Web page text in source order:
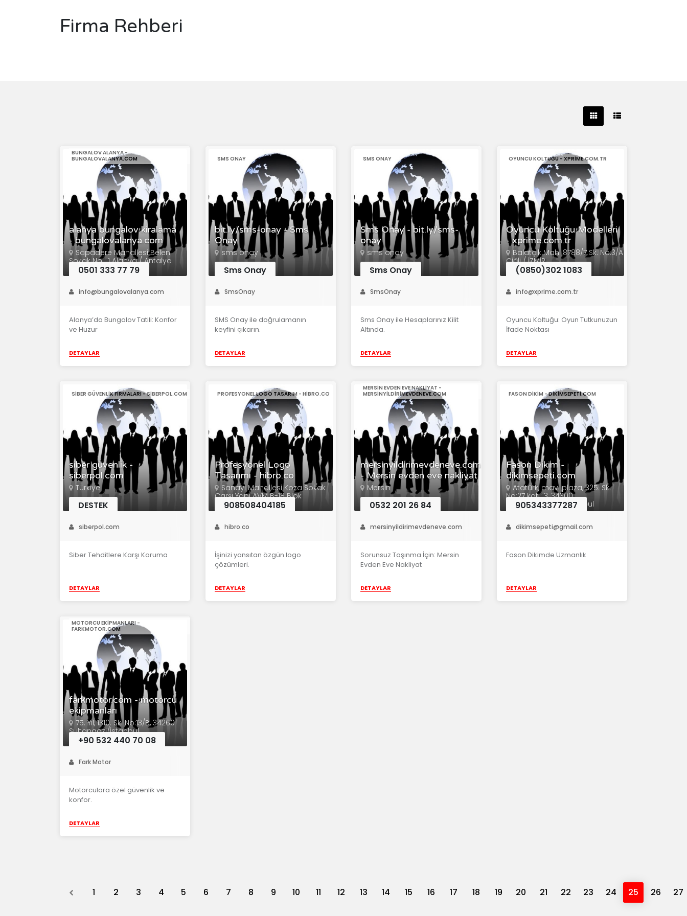
Firma Rehberi
alanya bungalov kiralama
- bungalovalanya.com
BUNGALOV ALANYA -
BUNGALOVALANYA.COM
Sapadere Mahallesi Belen
Sokak No : 1 Alanya / Antalya
0501 333 77 79
info@bungalovalanya.com
Alanya’da Bungalov Tatili: Konfor
ve Huzur
DETAYLAR
bit.ly/sms-onay - Sms
Onay
SMS ONAY
sms onay
Sms Onay
SmsOnay
SMS Onay ile doğrulamanın
keyfini çıkarın.
DETAYLAR
Sms Onay - bit.ly/sms-
onay
SMS ONAY
sms onay
Sms Onay
SmsOnay
Sms Onay ile Hesaplarınız Kilit
Altında.
DETAYLAR
Oyuncu Koltuğu Modelleri
- xprime.com.tr
OYUNCU KOLTUĞU - XPRIME.COM.TR
Balatçık Mah. 8788/7 Sk. No:3/A
Çiğli / İZMİR
(0850)302 1083
info@xprime.com.tr
Oyuncu Koltuğu: Oyun Tutkunuzun
İfade Noktası
DETAYLAR
siber güvenlik -
siberpol.com
SIBER GÜVENLIK FIRMALARI - SIBERPOL.COM
Türkiye
DESTEK
siberpol.com
Siber Tehditlere Karşı Koruma
DETAYLAR
Profesyonel Logo
Tasarımı - hibro.co
PROFESYONEL LOGO TASARIM - HIBRO.CO
Sanayi Mahallesi Koza Sokak
Çarşı Yapı AVM B-18 Blok
İzmit/KOCAELİ
908508404185
hibro.co
İşinizi yansıtan özgün logo
çözümleri.
DETAYLAR
mersinyildirimevdeneve.com
- Mersin evden eve nakliyat
MERSIN EVDEN EVE NAKLIYAT -
MERSINYILDIRIMEVDENEVE.COM
Mersin
0532 201 26 84
mersinyildirimevdeneve.com
Sorunsuz Taşınma İçin: Mersin
Evden Eve Nakliyat
DETAYLAR
Fason Dikim -
dikimsepeti.com
FASON DIKIM - DIKIMSEPETI.COM
Atatürk, mavi plaza, 325. Sk.
No:27 kat : 3, 34300
Küçükçekmece/İstanbul
905343377287
dikimsepeti@gmail.com
Fason Dikimde Uzmanlık
DETAYLAR
farkmotor.com - motorcu
ekipmanları
MOTORCU EKIPMANLARI -
FARKMOTOR.COM
75. Yıl, 1310. Sk. No:13/B, 34260
Sultangazi/İstanbul
+90 532 440 70 08
Fark Motor
Motorculara özel güvenlik ve
konfor.
DETAYLAR
Previous
1 2 3 4 5 6 7 8 9 10 11 12 13 14 15 16 17 18 19 20 21 22 23 24 25 26 27